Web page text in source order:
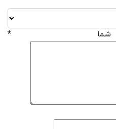
شما *